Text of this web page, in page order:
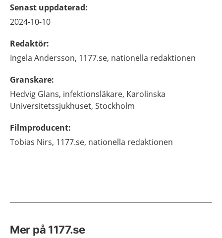
Senast uppdaterad:
2024-10-10
Redaktör:
Ingela Andersson, 1177.se, nationella redaktionen
Granskare:
Hedvig Glans, infektionsläkare, Karolinska
Universitetssjukhuset, Stockholm
Filmproducent:
Tobias Nirs, 1177.se, nationella redaktionen
Mer på 1177.se